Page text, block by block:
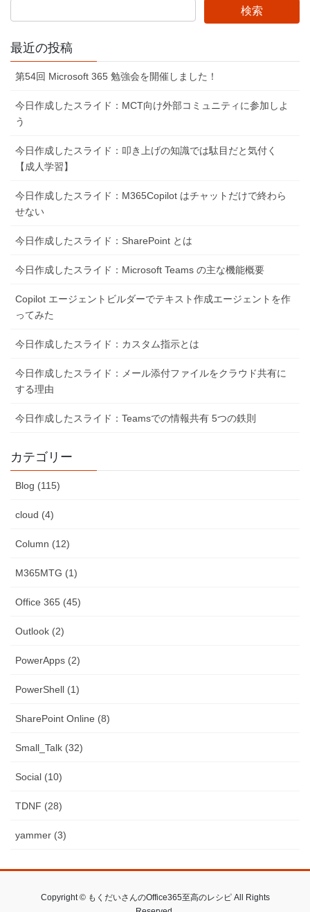
送
り
最近の投稿
第54回 Microsoft 365 勉強会を開催しました！
今日作成したスライド：MCT向け外部コミュニティに参加しよ
う
今日作成したスライド：叩き上げの知識では駄目だと気付く
【成人学習】
今日作成したスライド：M365Copilot はチャットだけで終わら
せない
今日作成したスライド：SharePoint とは
今日作成したスライド：Microsoft Teams の主な機能概要
Copilot エージェントビルダーでテキスト作成エージェントを作
ってみた
今日作成したスライド：カスタム指示とは
今日作成したスライド：メール添付ファイルをクラウド共有に
する理由
今日作成したスライド：Teamsでの情報共有 5つの鉄則
カテゴリー
Blog (115)
cloud (4)
Column (12)
M365MTG (1)
Office 365 (45)
Outlook (2)
PowerApps (2)
PowerShell (1)
SharePoint Online (8)
Small_Talk (32)
Social (10)
TDNF (28)
yammer (3)
Copyright © もくだいさんのOffice365至高のレシピ All Rights